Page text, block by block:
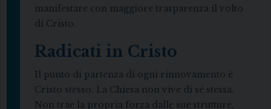
manifestare con maggiore trasparenza il volto
di Cristo.
Radicati in Cristo
Il punto di partenza di ogni rinnovamento è
Cristo stesso. La Chiesa non vive di sé stessa.
Non trae la propria forza dalle sue strutture,